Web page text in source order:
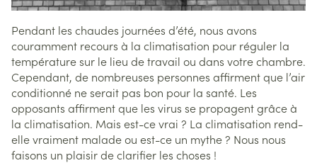
Pendant les chaudes journées d’été, nous avons
couramment recours à la climatisation pour réguler la
température sur le lieu de travail ou dans votre chambre.
Cependant, de nombreuses personnes affirment que l’air
conditionné ne serait pas bon pour la santé. Les
opposants affirment que les virus se propagent grâce à
la climatisation. Mais est-ce vrai ? La climatisation rend-
elle vraiment malade ou est-ce un mythe ? Nous nous
faisons un plaisir de clarifier les choses !